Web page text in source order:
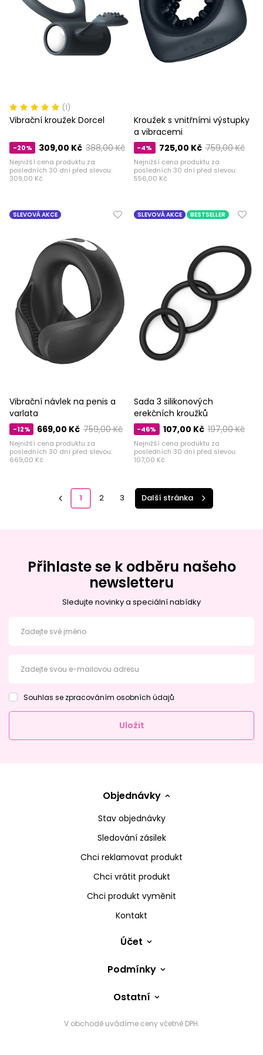
(1)
Vibrační kroužek Dorcel
-20% 388,00 Kč
309,00 Kč
Nejnižší cena produktu za
posledních 30 dní před slevou:
309,00 Kč
Kroužek s vnitřními výstupky
a vibracemi
-4% 759,00 Kč
725,00 Kč
Nejnižší cena produktu za
posledních 30 dní před slevou:
556,00 Kč
SLEVOVÁ AKCE
Vibrační návlek na penis a
varlata
-12% 759,00 Kč
669,00 Kč
Nejnižší cena produktu za
posledních 30 dní před slevou:
669,00 Kč
SLEVOVÁ AKCE BESTSELLER
Sada 3 silikonových
erekčních kroužků
-46% 197,00 Kč
107,00 Kč
Nejnižší cena produktu za
posledních 30 dní před slevou:
107,00 Kč
1 2 3 Další stránka
Přihlaste se k odběru našeho
newsletteru
Sledujte novinky a speciální nabídky
Zadejte své jméno
Zadejte svou e-mailovou adresu
Souhlas se zpracováním osobních údajů
Uložit
Objednávky
Stav objednávky
Sledování zásilek
Chci reklamovat produkt
Chci vrátit produkt
Chci produkt vyměnit
Kontakt
Účet
Podmínky
Ostatní
V obchodě uvádíme ceny včetně DPH.